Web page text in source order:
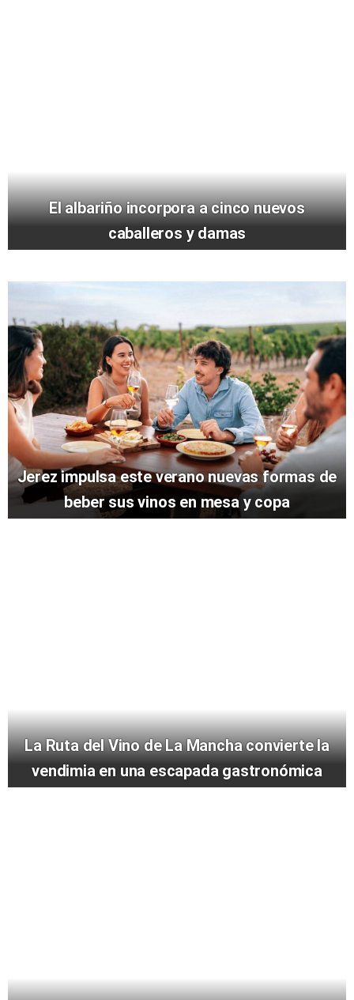
El albariño incorpora a cinco nuevos
caballeros y damas
Jerez impulsa este verano nuevas formas de
beber sus vinos en mesa y copa
La Ruta del Vino de La Mancha convierte la
vendimia en una escapada gastronómica